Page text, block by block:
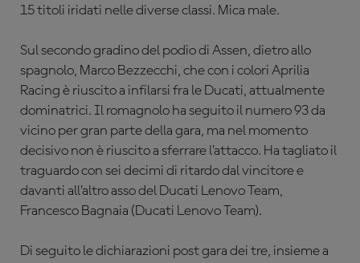
15 titoli iridati nelle diverse classi. Mica male.
Sul secondo gradino del podio di Assen, dietro allo
spagnolo, Marco Bezzecchi, che con i colori Aprilia
Racing è riuscito a infilarsi fra le Ducati, attualmente
dominatrici. Il romagnolo ha seguito il numero 93 da
vicino per gran parte della gara, ma nel momento
decisivo non è riuscito a sferrare l’attacco. Ha tagliato il
traguardo con sei decimi di ritardo dal vincitore e
davanti all’altro asso del Ducati Lenovo Team,
Francesco Bagnaia (Ducati Lenovo Team).
Di seguito le dichiarazioni post gara dei tre, insieme a